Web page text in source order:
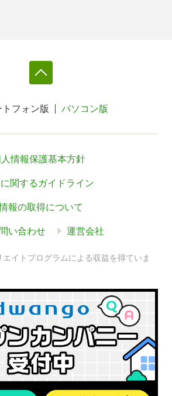
トフォン版 パソコン版
情報保護基本方針
関するガイドライン
報の取得について
い合わせ 運営会社
イトプログラムによる収益を得ていま